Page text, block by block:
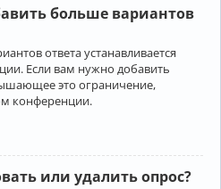
больше вариантов
ответа устанавливается
Если вам нужно добавить
это ограничение,
конференции.
или удалить опрос?